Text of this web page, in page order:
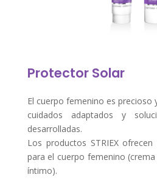
Protector Solar
El cuerpo femenino es precioso
cuidados adaptados y
desarrolladas.
Los productos STRIEX
para el cuerpo femenino
íntimo).